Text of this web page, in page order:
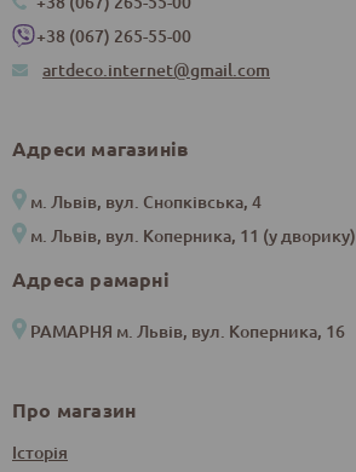
+38 (067) 265-55-00
artdeco.internet@gmail.com
Адреси магазинів
м. Львів, вул. Снопківська, 4
м. Львів, вул. Коперника, 11 (у дворику)
Адреса рамарні
РАМАРНЯ м. Львів, вул. Коперника, 16
Про магазин
Історія